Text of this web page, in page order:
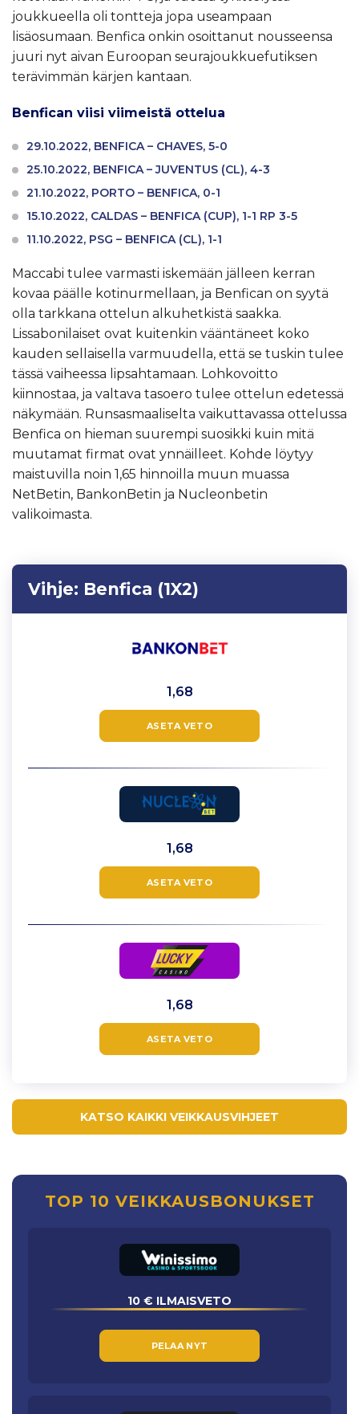
joukkueella oli tontteja jopa useampaan
lisäosumaan. Benfica onkin osoittanut nousseensa
juuri nyt aivan Euroopan seurajoukkuefutiksen
terävimmän kärjen kantaan.
Benfican viisi viimeistä ottelua
29.10.2022, BENFICA – CHAVES, 5-0
25.10.2022, BENFICA – JUVENTUS (CL), 4-3
21.10.2022, PORTO – BENFICA, 0-1
15.10.2022, CALDAS – BENFICA (CUP), 1-1 RP 3-5
11.10.2022, PSG – BENFICA (CL), 1-1
Maccabi tulee varmasti iskemään jälleen kerran
kovaa päälle kotinurmellaan, ja Benfican on syytä
olla tarkkana ottelun alkuhetkistä saakka.
Lissabonilaiset ovat kuitenkin vääntäneet koko
kauden sellaisella varmuudella, että se tuskin tulee
tässä vaiheessa lipsahtamaan. Lohkovoitto
kiinnostaa, ja valtava tasoero tulee ottelun edetessä
näkymään. Runsasmaaliselta vaikuttavassa ottelussa
Benfica on hieman suurempi suosikki kuin mitä
muutamat firmat ovat ynnäilleet. Kohde löytyy
maistuvilla noin 1,65 hinnoilla muun muassa
NetBetin, BankonBetin ja Nucleonbetin
valikoimasta.
Vihje: Benfica (1X2)
1,68
ASETA VETO
1,68
ASETA VETO
1,68
ASETA VETO
KATSO KAIKKI VEIKKAUSVIHJEET
TOP 10 VEIKKAUSBONUKSET
10 € ILMAISVETO
PELAA NYT